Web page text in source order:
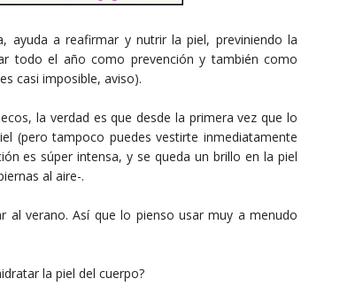
ayuda a reafirmar y nutrir la piel, previniendo la
todo el año como prevención y también como
casi imposible, aviso).
la verdad es que desde la primera vez que lo
(pero tampoco puedes vestirte inmediatamente
es súper intensa, y se queda un brillo en la piel
al aire-.
verano. Así que lo pienso usar muy a menudo
la piel del cuerpo?